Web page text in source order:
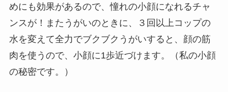
めにも効果があるので、憧れの小顔になれるチャ
ンスが！またうがいのときに、３回以上コップの
水を変えて全力でブクブクうがいすると、顔の筋
肉を使うので、小顔に1歩近づけます。（私の小顔
の秘密です。）